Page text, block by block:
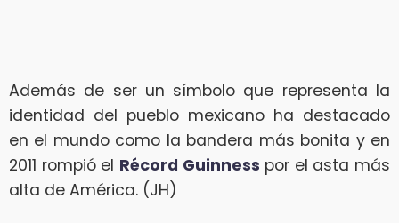
Además de ser un símbolo que representa la
identidad del pueblo mexicano ha destacado
en el mundo como la bandera más bonita y en
2011 rompió el Récord Guinness por el asta más
alta de América. (JH)